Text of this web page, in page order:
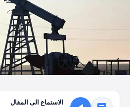
الاستماع الى المقال